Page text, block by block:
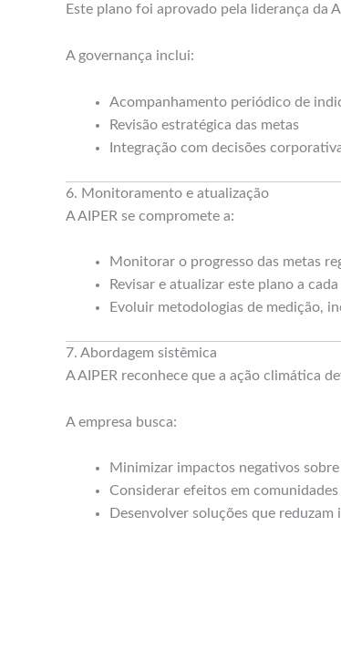
Este plano foi aprovado pela liderança da
A governança inclui:
Acompanhamento periódico de
Revisão estratégica das metas
Integração com decisões
6. Monitoramento e atualização
A AIPER se compromete a:
Monitorar o progresso das metas
Revisar e atualizar este plano a cada
Evoluir metodologias de medição,
7. Abordagem sistêmica
A AIPER reconhece que a ação climática
A empresa busca:
Minimizar impactos negativos
Considerar efeitos em
Desenvolver soluções que